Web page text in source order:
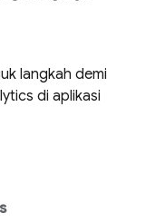
langkah demi
di aplikasi